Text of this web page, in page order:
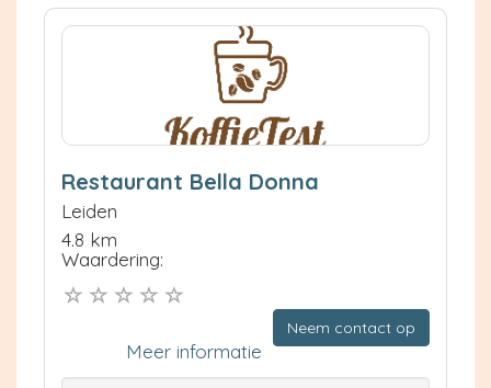
Restaurant Bella Donna
Leiden
4.8 km
Waardering:
Neem contact op
Meer informatie